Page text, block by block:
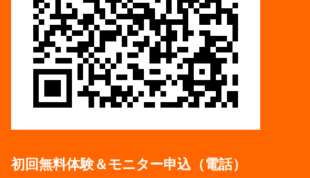
初回無料体験＆モニター申込（電話）